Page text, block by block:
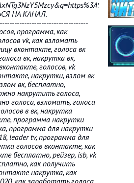
НА КАНАЛ.
программа, как
vk, как взломать
вконтакте, голоса вк
вк, накрутка вк,
голосов, vk
накрутки, взлом вк
вк, бесплатно,
накрутить голоса,
голоса, взломать, голоса
в вк, накрутка
программа накрутки
программа для накрутки
leader tv, программа для
голосов вконтакте, как
бесплатно, рейзер, isb, vk
как получить
накрутка, как